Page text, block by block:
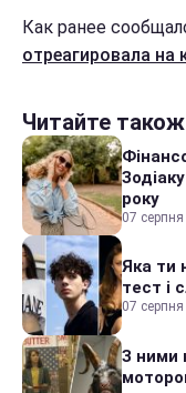
Как ранее
отреагировала на
Читайте також
року
07
Яка ти
тест і
07
З ними